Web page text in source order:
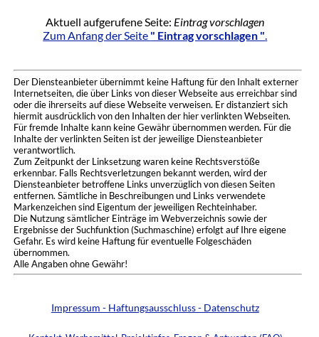
Aktuell aufgerufene Seite: Eintrag vorschlagen
Zum Anfang der Seite " Eintrag vorschlagen ".
Der Diensteanbieter übernimmt keine Haftung für den Inhalt externer
Internetseiten, die über Links von dieser Webseite aus erreichbar sind
oder die ihrerseits auf diese Webseite verweisen. Er distanziert sich
hiermit ausdrücklich von den Inhalten der hier verlinkten Webseiten.
Für fremde Inhalte kann keine Gewähr übernommen werden. Für die
Inhalte der verlinkten Seiten ist der jeweilige Diensteanbieter
verantwortlich.
Zum Zeitpunkt der Linksetzung waren keine Rechtsverstöße
erkennbar. Falls Rechtsverletzungen bekannt werden, wird der
Diensteanbieter betroffene Links unverzüglich von diesen Seiten
entfernen. Sämtliche in Beschreibungen und Links verwendete
Markenzeichen sind Eigentum der jeweiligen Rechteinhaber.
Die Nutzung sämtlicher Einträge im Webverzeichnis sowie der
Ergebnisse der Suchfunktion (Suchmaschine) erfolgt auf Ihre eigene
Gefahr. Es wird keine Haftung für eventuelle Folgeschäden
übernommen.
Alle Angaben ohne Gewähr!
Impressum - Haftungsausschluss - Datenschutz